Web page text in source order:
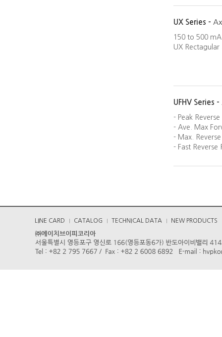
UX Series -
150 to 500
UX Rectagular
UFHV Series -
- Peak
- Ave. Max
- Max.
- Fast
LINE CARD CATALOG TECHNICAL DATA NEW PRODUCTS